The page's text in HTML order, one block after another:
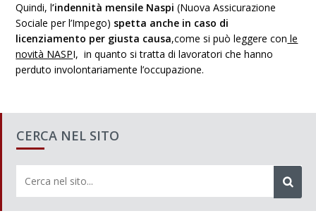
Quindi, l’indennità mensile Naspi (Nuova Assicurazione
Sociale per l’Impego) spetta anche in caso di
licenziamento per giusta causa,come si può leggere con le
novità NASPI, in quanto si tratta di lavoratori che hanno
perduto involontariamente l’occupazione.
CERCA NEL SITO